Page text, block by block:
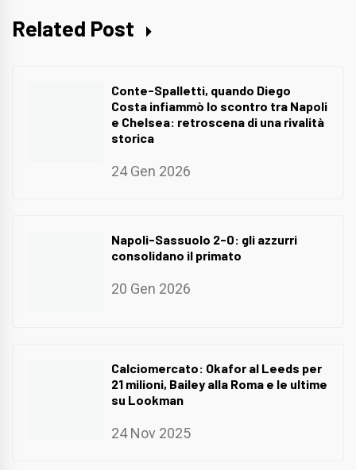
Related Post
Conte-Spalletti, quando Diego
Costa infiammò lo scontro tra Napoli
e Chelsea: retroscena di una rivalità
storica
24 Gen 2026
Napoli-Sassuolo 2-0: gli azzurri
consolidano il primato
20 Gen 2026
Calciomercato: Okafor al Leeds per
21 milioni, Bailey alla Roma e le ultime
su Lookman
24 Nov 2025